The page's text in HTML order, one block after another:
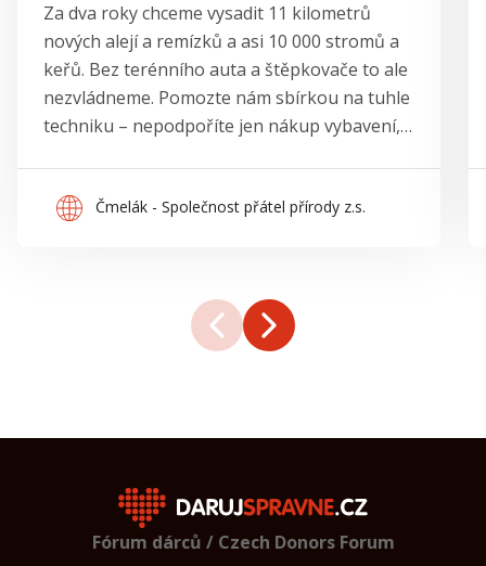
Za dva roky chceme vysadit 11 kilometrů
nových alejí a remízků a asi 10 000 stromů a
keřů. Bez terénního auta a štěpkovače to ale
nezvládneme. Pomozte nám sbírkou na tuhle
techniku – nepodpoříte jen nákup vybavení,
Čmelák - Společnost přátel přírody z.s.
Fórum dárců / Czech Donors Forum